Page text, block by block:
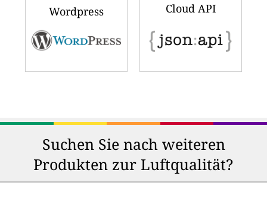
Wordpress Cloud API
Suchen Sie nach weiteren
Produkten zur Luftqualität?